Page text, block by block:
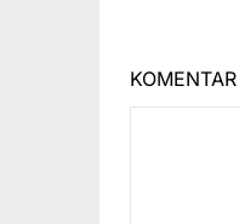
KOMENTAR